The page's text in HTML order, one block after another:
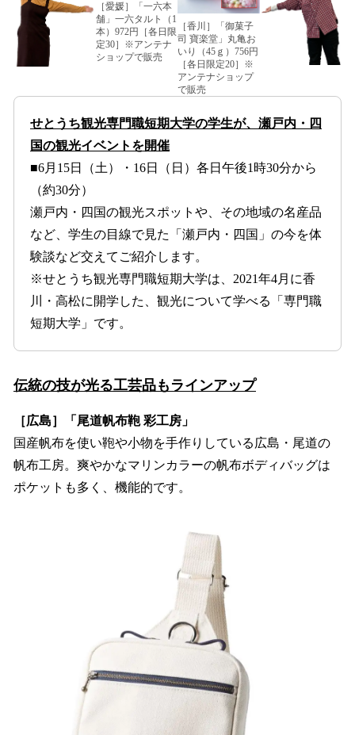
［愛媛］「一六本
舗」一六タルト（1
本）972円［各日限
定30］※アンテナ
ショップで販売
［香川］「御菓子
司 寶楽堂」丸亀お
いり（45ｇ）756円
［各日限定20］※
アンテナショップ
で販売
せとうち観光専門職短期大学の学生が、瀬戸内・四
国の観光イベントを開催
■6月15日（土）・16日（日）各日午後1時30分から
（約30分）
瀬戸内・四国の観光スポットや、その地域の名産品
など、学生の目線で見た「瀬戸内・四国」の今を体
験談など交えてご紹介します。
※せとうち観光専門職短期大学は、2021年4月に香
川・高松に開学した、観光について学べる「専門職
短期大学」です。
伝統の技が光る工芸品もラインアップ
［広島］「尾道帆布鞄 彩工房」
国産帆布を使い鞄や小物を手作りしている広島・尾道の
帆布工房。爽やかなマリンカラーの帆布ボディバッグは
ポケットも多く、機能的です。